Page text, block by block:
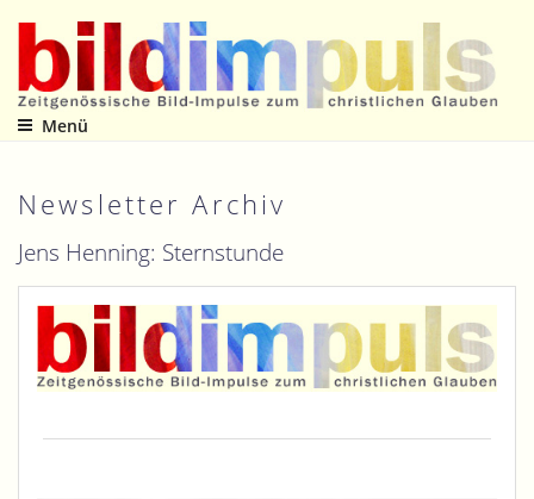
Inhalt
springen
Zeitgenössische Bild-Impulse zum christlichen Glauben
Menü
Newsletter Archiv
Jens Henning: Sternstunde